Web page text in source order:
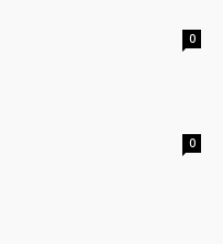
0
0